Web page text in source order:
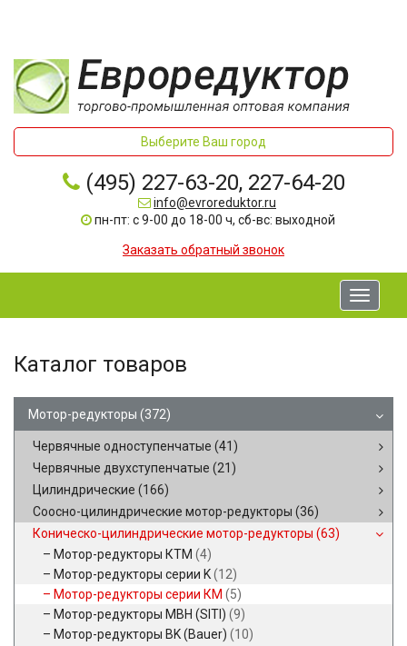
Выберите Ваш город
(495) 227-63-20, 227-64-20
info@evroreduktor.ru
пн-пт: с 9-00 до 18-00 ч, сб-вс: выходной
Заказать обратный звонок
Toggle
Каталог товаров
Мотор-редукторы (372)
Червячные одноступенчатые (41)
Червячные двухступенчатые (21)
Цилиндрические (166)
Соосно-цилиндрические мотор-редукторы (36)
Коническо-цилиндрические мотор-редукторы (63)
Мотор-редукторы КТМ (4)
Мотор-редукторы серии K(12)
Мотор-редукторы серии КМ (5)
Мотор-редукторы MBH (SITI) (9)
Мотор-редукторы BK (Bauer) (10)